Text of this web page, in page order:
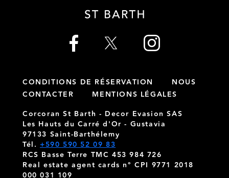
CONDITIONS DE RÉSERVATION
NOUS
CONTACTER
MENTIONS LÉGALES
Corcoran St Barth - Decor Evasion SAS
Les Hauts du Carré d'Or - Gustavia
97133 Saint-Barthélemy
Tél. +590 590 52 09 83
RCS Basse Terre TMC 453 984 726
Real estate agent cards n° CPI 9771 2018
000 031 109